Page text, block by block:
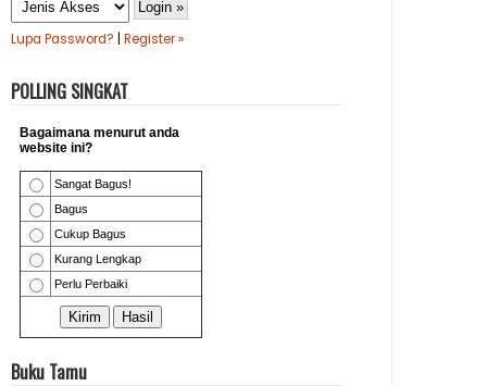
Lupa Password? Register »
POLLING SINGKAT
Buku Tamu